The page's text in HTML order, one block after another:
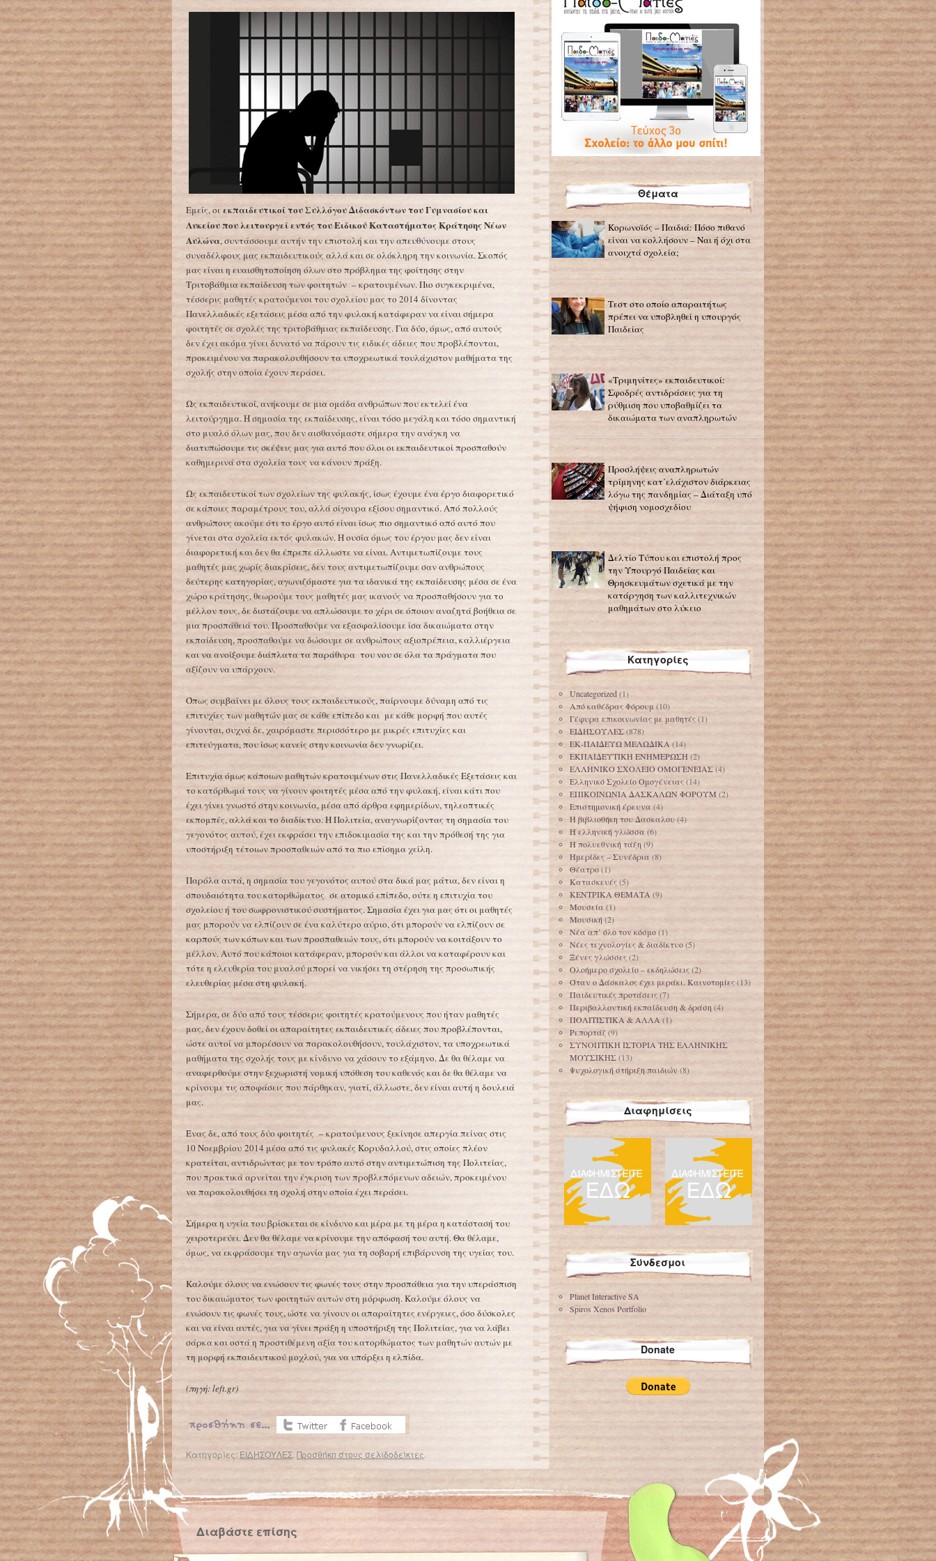
Εμείς, οι εκπαιδευτικοί του Συλλόγου Διδασκόντων του Γυμνασίου και
Λυκείου που λειτουργεί εντός του Ειδικού Καταστήματος Κράτησης Νέων
Αυλώνα, συντάσσουμε αυτήν την επιστολή και την απευθύνουμε στους
συναδέλφους μας εκπαιδευτικούς αλλά και σε ολόκληρη την κοινωνία. Σκοπός
μας είναι η ευαισθητοποίηση όλων στο πρόβλημα της φοίτησης στην
Τριτοβάθμια εκπαίδευση των φοιτητών – κρατουμένων. Πιο συγκεκριμένα,
τέσσερις μαθητές κρατούμενοι του σχολείου μας το 2014 δίνοντας
Πανελλαδικές εξετάσεις μέσα από την φυλακή κατάφεραν να είναι σήμερα
φοιτητές σε σχολές της τριτοβάθμιας εκπαίδευσης. Για δύο, όμως, από αυτούς
δεν έχει ακόμα γίνει δυνατό να πάρουν τις ειδικές άδειες που προβλέπονται,
προκειμένου να παρακολουθήσουν τα υποχρεωτικά τουλάχιστον μαθήματα της
σχολής στην οποία έχουν περάσει.
Ως εκπαιδευτικοί, ανήκουμε σε μια ομάδα ανθρώπων που εκτελεί ένα
λειτούργημα. Η σημασία της εκπαίδευσης, είναι τόσο μεγάλη και τόσο σημαντική
στο μυαλό όλων μας, που δεν αισθανόμαστε σήμερα την ανάγκη να
διατυπώσουμε τις σκέψεις μας για αυτό που όλοι οι εκπαιδευτικοί προσπαθούν
καθημερινά στα σχολεία τους να κάνουν πράξη.
Ως εκπαιδευτικοί των σχολείων της φυλακής, ίσως έχουμε ένα έργο διαφορετικό
σε κάποιες παραμέτρους του, αλλά σίγουρα εξίσου σημαντικό. Από πολλούς
ανθρώπους ακούμε ότι το έργο αυτό είναι ίσως πιο σημαντικό από αυτό που
γίνεται στα σχολεία εκτός φυλακών. Η ουσία όμως του έργου μας δεν είναι
διαφορετική και δεν θα έπρεπε άλλωστε να είναι. Αντιμετωπίζουμε τους
μαθητές μας χωρίς διακρίσεις, δεν τους αντιμετωπίζουμε σαν ανθρώπους
δεύτερης κατηγορίας, αγωνιζόμαστε για τα ιδανικά της εκπαίδευσης μέσα σε ένα
χώρο κράτησης, θεωρούμε τους μαθητές μας ικανούς να προσπαθήσουν για το
μέλλον τους, δε διστάζουμε να απλώσουμε το χέρι σε όποιον αναζητά βοήθεια σε
μια προσπάθειά του. Προσπαθούμε να εξασφαλίσουμε ίσα δικαιώματα στην
εκπαίδευση, προσπαθούμε να δώσουμε σε ανθρώπους αξιοπρέπεια, καλλιέργεια
και να ανοίξουμε διάπλατα τα παράθυρα του νου σε όλα τα πράγματα που
αξίζουν να υπάρχουν.
Όπως συμβαίνει με όλους τους εκπαιδευτικούς, παίρνουμε δύναμη από τις
επιτυχίες των μαθητών μας σε κάθε επίπεδο και με κάθε μορφή που αυτές
γίνονται, συχνά δε, χαιρόμαστε περισσότερο με μικρές επιτυχίες και
επιτεύγματα, που ίσως κανείς στην κοινωνία δεν γνωρίζει.
Επιτυχία όμως κάποιων μαθητών κρατουμένων στις Πανελλαδικές Εξετάσεις και
το κατόρθωμά τους να γίνουν φοιτητές μέσα από την φυλακή, είναι κάτι που
έχει γίνει γνωστό στην κοινωνία, μέσα από άρθρα εφημερίδων, τηλεοπτικές
εκπομπές, αλλά και το διαδίκτυο. Η Πολιτεία, αναγνωρίζοντας τη σημασία του
γεγονότος αυτού, έχει εκφράσει την επιδοκιμασία της και την πρόθεσή της για
υποστήριξη τέτοιων προσπαθειών από τα πιο επίσημα χείλη.
Παρόλα αυτά, η σημασία του γεγονότος αυτού στα δικά μας μάτια, δεν είναι η
σπουδαιότητα του κατορθώματος σε ατομικό επίπεδο, ούτε η επιτυχία του
σχολείου ή του σωφρονιστικού συστήματος. Σημασία έχει για μας ότι οι μαθητές
μας μπορούν να ελπίζουν σε ένα καλύτερο αύριο, ότι μπορούν να ελπίζουν σε
καρπούς των κόπων και των προσπαθειών τους, ότι μπορούν να κοιτάξουν το
μέλλον. Αυτό που κάποιοι κατάφεραν, μπορούν και άλλοι να καταφέρουν και
τότε η ελευθερία του μυαλού μπορεί να νικήσει τη στέρηση της προσωπικής
ελευθερίας μέσα στη φυλακή.
Σήμερα, σε δύο από τους τέσσερις φοιτητές κρατούμενους που ήταν μαθητές
μας, δεν έχουν δοθεί οι απαραίτητες εκπαιδευτικές άδειες που προβλέπονται,
ώστε αυτοί να μπορέσουν να παρακολουθήσουν, τουλάχιστον, τα υποχρεωτικά
μαθήματα της σχολής τους με κίνδυνο να χάσουν το εξάμηνο. Δε θα θέλαμε να
αναφερθούμε στην ξεχωριστή νομική υπόθεση του καθενός και δε θα θέλαμε να
κρίνουμε τις αποφάσεις που πάρθηκαν, γιατί, άλλωστε, δεν είναι αυτή η δουλειά
μας.
Ένας δε, από τους δύο φοιτητές – κρατούμενους ξεκίνησε απεργία πείνας στις
10 Νοεμβρίου 2014 μέσα από τις φυλακές Κορυδαλλού, στις οποίες πλέον
κρατείται, αντιδρώντας με τον τρόπο αυτό στην αντιμετώπιση της Πολιτείας,
που πρακτικά αρνείται την έγκριση των προβλεπόμενων αδειών, προκειμένου
να παρακολουθήσει τη σχολή στην οποία έχει περάσει.
Σήμερα η υγεία του βρίσκεται σε κίνδυνο και μέρα με τη μέρα η κατάστασή του
χειροτερεύει. Δεν θα θέλαμε να κρίνουμε την απόφασή του αυτή. Θα θέλαμε,
όμως, να εκφράσουμε την αγωνία μας για τη σοβαρή επιβάρυνση της υγείας του.
Καλούμε όλους να ενώσουν τις φωνές τους στην προσπάθεια για την υπεράσπιση
του δικαιώματος των φοιτητών αυτών στη μόρφωση. Καλούμε όλους να
ενώσουν τις φωνές τους, ώστε να γίνουν οι απαραίτητες ενέργειες, όσο δύσκολες
και να είναι αυτές, για να γίνει πράξη η υποστήριξη της Πολιτείας, για να λάβει
σάρκα και οστά η προστιθέμενη αξία του κατορθώματος των μαθητών αυτών με
τη μορφή εκπαιδευτικού μοχλού, για να υπάρξει η ελπίδα.
(πηγή:left.gr)
Κατηγορίες: ΕΙΔΗΣΟΥΛΕΣ Προσθήκη στους σελιδοδείκτες.
← Επιστροφή στο %s
Μήνυσαν το Χάρβαρντ για ρατσισμό Πρώτο «θύμα» το ολοήμερο σχολείο→
Θέματα
Κορωνοϊός – Παιδιά: Πόσο πιθανό
είναι να κολλήσουν – Ναι ή όχι στα
ανοιχτά σχολεία;
Τεστ στο οποίο απαραιτήτως
πρέπει να υποβληθεί η υπουργός
Παιδείας
«Τριμηνίτες» εκπαιδευτικοί:
Σφοδρές αντιδράσεις για τη
ρύθμιση που υποβαθμίζει τα
δικαιώματα των αναπληρωτών
Προσλήψεις αναπληρωτών
τρίμηνης κατ΄ελάχιστον διάρκειας
λόγω της πανδημίας – Διάταξη υπό
ψήφιση νομοσχεδίου
Δελτίο Τύπου και επιστολή προς
την Υπουργό Παιδείας και
Θρησκευμάτων σχετικά με την
κατάργηση των καλλιτεχνικών
μαθημάτων στο λύκειο
Κατηγορίες
Uncategorized (1)
Από καθέδρας Φόρουμ(10)
Γέφυρα επικοινωνίας με μαθητές(1)
ΕΙΔΗΣΟΥΛΕΣ(878)
ΕΚ-ΠΑΙΔΕΥΩ ΜΕΛΩΔΙΚΑ (14)
ΕΚΠΑΙΔΕΥΤΙΚΗ ΕΝΗΜΕΡΩΣΗ(2)
ΕΛΛΗΝΙΚΟ ΣΧΟΛΕΙΟ ΟΜΟΓΕΝΕΙΑΣ(4)
Ελληνικό Σχολείο Ομογένειας(14)
ΕΠΙΚΟΙΝΩΝΙΑ ΔΑΣΚΑΛΩΝ ΦΟΡΟΥΜ (2)
Επιστημονική έρευνα (4)
Η βιβλιοθήκη του Δασκαλου(4)
Η ελληνική γλώσσα (6)
Η πολυεθνική τάξη (9)
Ημερίδες – Συνέδρια (8)
Θέατρο(1)
Κατασκευές(5)
ΚΕΝΤΡΙΚΑ ΘΕΜΑΤΑ (9)
Μουσεία (1)
Μουσική(2)
Νέα απ’ όλο τον κόσμο(1)
Νέες τεχνολογίες & διαδίκτυο(5)
Ξένες γλώσσες(2)
Ολοήμερο σχολείο – εκδηλώσεις(2)
Όταν ο Δάσκαλος έχει μεράκι. Καινοτομίες(13)
Παιδευτικές προτάσεις(7)
Περιβαλλοντική εκπαίδευση & δράση (4)
ΠΟΛΙΤΙΣΤΙΚΑ & ΑΛΛΑ (1)
Ρεπορτάζ(9)
ΣΥΝΟΠΤΙΚΗ ΙΣΤΟΡΙΑ ΤΗΣ ΕΛΛΗΝΙΚΗΣ
ΜΟΥΣΙΚΗΣ(13)
Ψυχολογική στήριξη παιδιών (8)
Διαφημίσεις
Σύνδεσμοι
Planet Interactive SA
Spiros Xenos Portfolio
Donate
Διαβάστε επίσης